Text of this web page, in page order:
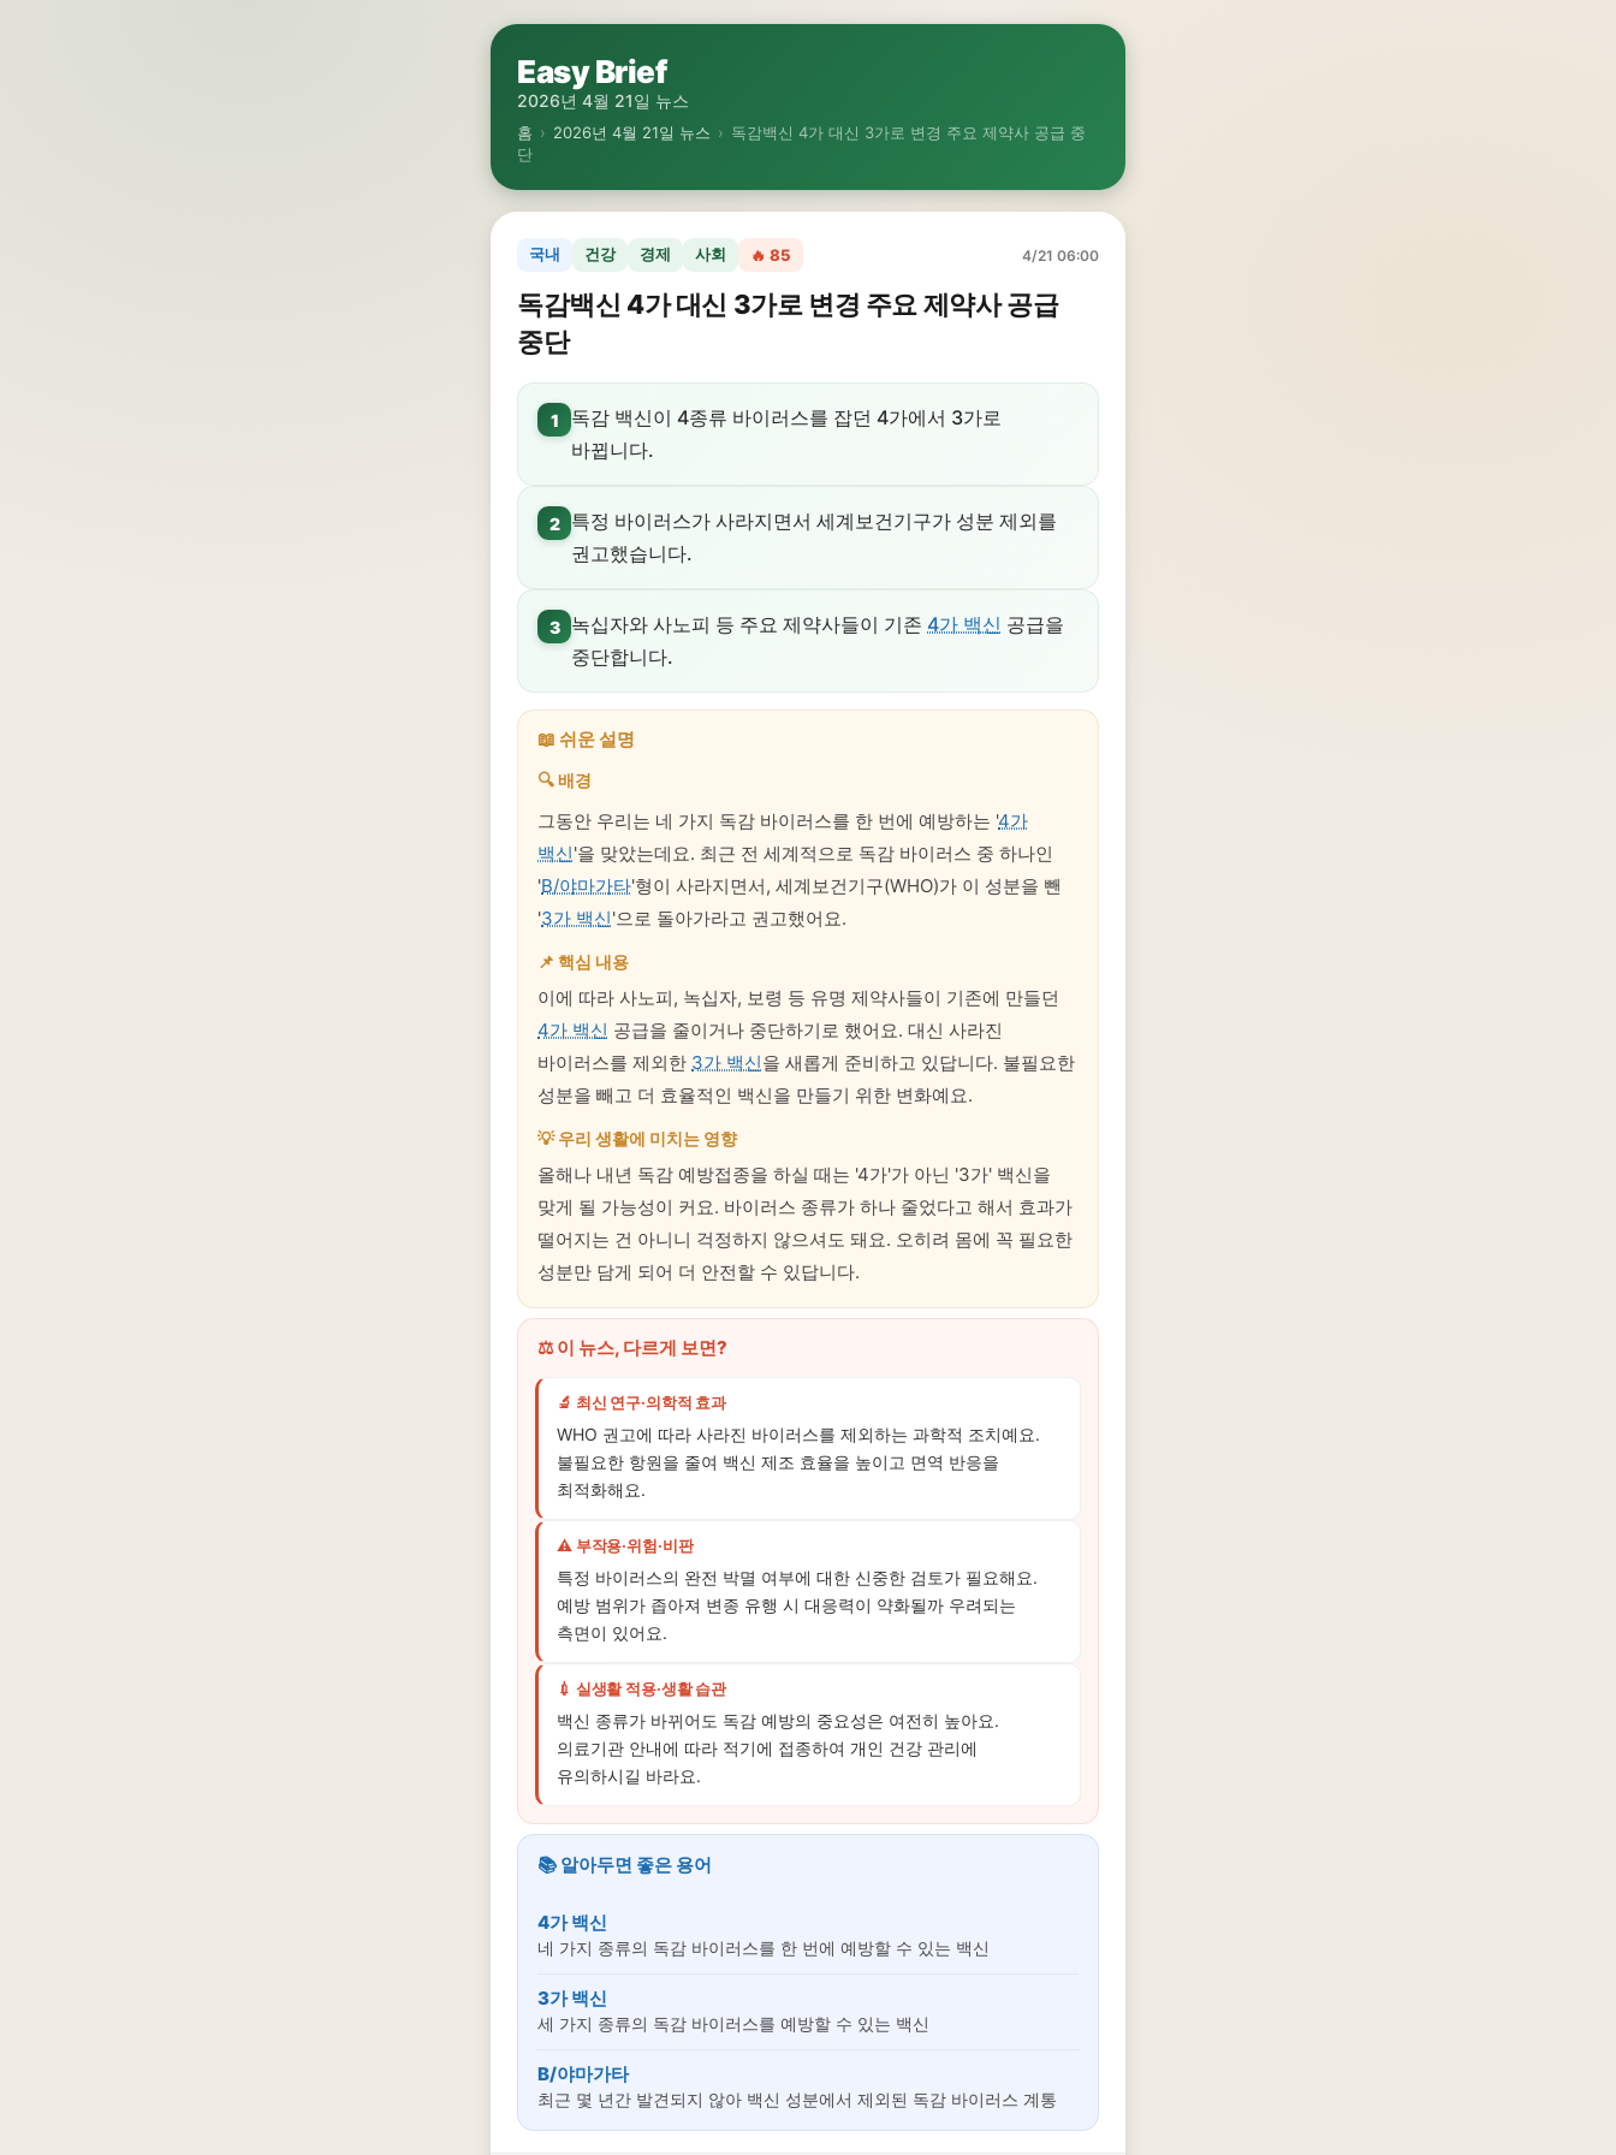
Easy Brief
2026년 4월 21일 뉴스
홈 › 2026년 4월 21일 뉴스 › 독감백신 4가 대신 3가로 변경 주요 제약사 공급 중
단
국내 건강 경제 사회 🔥 85 4/21 06:00
독감백신 4가 대신 3가로 변경 주요 제약사 공급
중단
1
독감 백신이 4종류 바이러스를 잡던 4가에서 3가로
바뀝니다.
2
특정 바이러스가 사라지면서 세계보건기구가 성분 제외를
권고했습니다.
3 녹십자와 사노피 등 주요 제약사들이 기존 4가 백신 공급을
중단합니다.
📖 쉬운 설명
🔍 배경
그동안 우리는 네 가지 독감 바이러스를 한 번에 예방하는 '4가
백신'을 맞았는데요. 최근 전 세계적으로 독감 바이러스 중 하나인
'B/야마가타'형이 사라지면서, 세계보건기구(WHO)가 이 성분을 뺀
'3가 백신'으로 돌아가라고 권고했어요.
📌 핵심 내용
이에 따라 사노피, 녹십자, 보령 등 유명 제약사들이 기존에 만들던
4가 백신 공급을 줄이거나 중단하기로 했어요. 대신 사라진
바이러스를 제외한 3가 백신을 새롭게 준비하고 있답니다. 불필요한
성분을 빼고 더 효율적인 백신을 만들기 위한 변화예요.
💡 우리 생활에 미치는 영향
올해나 내년 독감 예방접종을 하실 때는 '4가'가 아닌 '3가' 백신을
맞게 될 가능성이 커요. 바이러스 종류가 하나 줄었다고 해서 효과가
떨어지는 건 아니니 걱정하지 않으셔도 돼요. 오히려 몸에 꼭 필요한
성분만 담게 되어 더 안전할 수 있답니다.
⚖️ 이 뉴스, 다르게 보면?
🔬 최신 연구·의학적 효과
WHO 권고에 따라 사라진 바이러스를 제외하는 과학적 조치예요.
불필요한 항원을 줄여 백신 제조 효율을 높이고 면역 반응을
최적화해요.
⚠️ 부작용·위험·비판
특정 바이러스의 완전 박멸 여부에 대한 신중한 검토가 필요해요.
예방 범위가 좁아져 변종 유행 시 대응력이 약화될까 우려되는
측면이 있어요.
💉 실생활 적용·생활 습관
백신 종류가 바뀌어도 독감 예방의 중요성은 여전히 높아요.
의료기관 안내에 따라 적기에 접종하여 개인 건강 관리에
유의하시길 바라요.
📚 알아두면 좋은 용어
4가 백신
네 가지 종류의 독감 바이러스를 한 번에 예방할 수 있는 백신
3가 백신
세 가지 종류의 독감 바이러스를 예방할 수 있는 백신
B/야마가타
최근 몇 년간 발견되지 않아 백신 성분에서 제외된 독감 바이러스 계통